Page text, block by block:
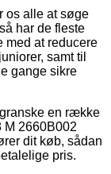
os alle at søge
har de fleste
med at reducere
samt til
gange sikre
en række
M 2660B002
dit køb, sådan
pris.